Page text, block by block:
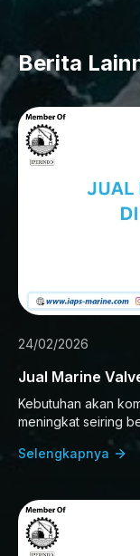
Berita
24/02/2026
Jual Marine
Kebutuhan akan
meningkat seiring
Selengkapnya